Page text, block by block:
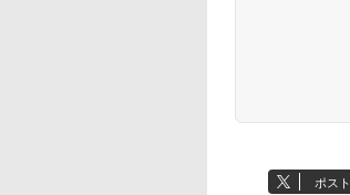
ポスト